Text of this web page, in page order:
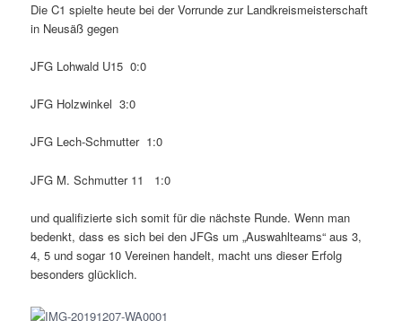
Die C1 spielte heute bei der Vorrunde zur Landkreismeisterschaft
in Neusäß gegen
JFG Lohwald U15 0:0
JFG Holzwinkel 3:0
JFG Lech-Schmutter 1:0
JFG M. Schmutter 11 1:0
und qualifizierte sich somit für die nächste Runde. Wenn man
bedenkt, dass es sich bei den JFGs um „Auswahlteams“ aus 3,
4, 5 und sogar 10 Vereinen handelt, macht uns dieser Erfolg
besonders glücklich.